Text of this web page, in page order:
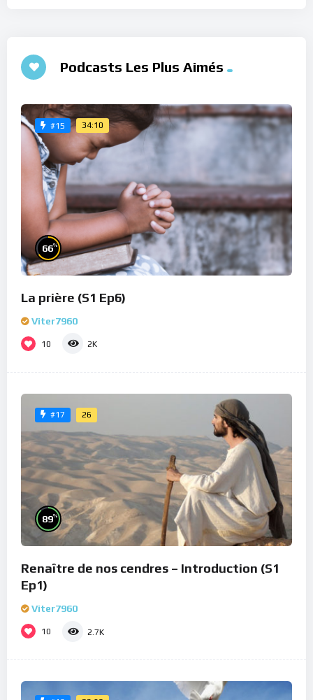
Podcasts Les Plus Aimés
#15 34:10
66%
La prière (S1 Ep6)
Viter7960
10 2K
#17 26
89%
Renaître de nos cendres – Introduction (S1
Ep1)
Viter7960
10 2.7K